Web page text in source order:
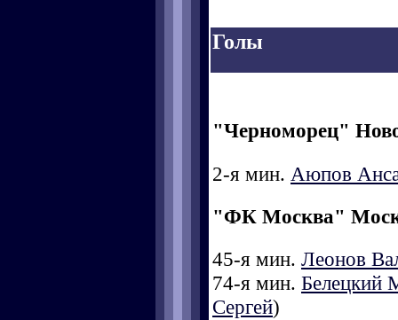
Голы
"Черноморец"
2-я мин. Аюпов
"ФК Москва"
45-я мин. Леонов
74-я мин. Белецкий
Сергей)